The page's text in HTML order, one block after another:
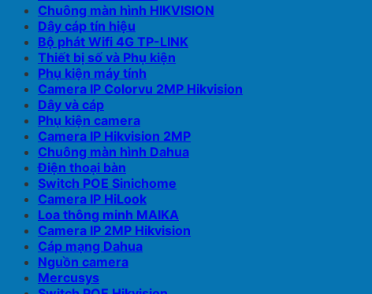
Chuông màn hình HIKVISION
Dây cáp tín hiệu
Bộ phát Wifi 4G TP-LINK
Thiết bị số và Phụ kiện
Phụ kiện máy tính
Camera IP Colorvu 2MP Hikvision
Dây và cáp
Phụ kiện camera
Camera IP Hikvision 2MP
Chuông màn hình Dahua
Điện thoại bàn
Switch POE Sinichome
Camera IP HiLook
Loa thông minh MAIKA
Camera IP 2MP Hikvision
Cáp mạng Dahua
Nguồn camera
Mercusys